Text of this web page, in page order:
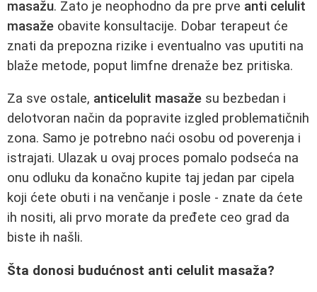
masažu. Zato je neophodno da pre prve anti celulit
masaže obavite konsultacije. Dobar terapeut će
znati da prepozna rizike i eventualno vas uputiti na
blaže metode, poput limfne drenaže bez pritiska.
Za sve ostale, anticelulit masaže su bezbedan i
delotvoran način da popravite izgled problematičnih
zona. Samo je potrebno naći osobu od poverenja i
istrajati. Ulazak u ovaj proces pomalo podseća na
onu odluku da konačno kupite taj jedan par cipela
koji ćete obuti i na venčanje i posle - znate da ćete
ih nositi, ali prvo morate da pređete ceo grad da
biste ih našli.
Šta donosi budućnost anti celulit masaža?